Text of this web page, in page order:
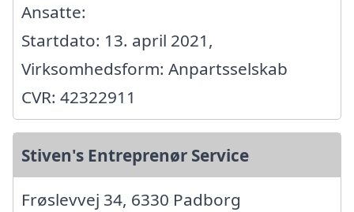
Ansatte:
Startdato: 13. april 2021,
Virksomhedsform: Anpartsselskab
CVR: 42322911
Stiven's Entreprenør Service
Frøslevvej 34, 6330 Padborg